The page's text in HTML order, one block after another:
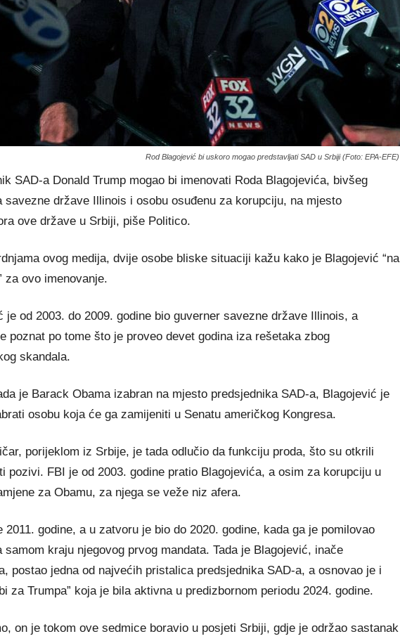
t
Rod Blagojević bi uskoro mogao predstavljati SAD u Srbiji (Foto: EPA-EFE)
SAD-a Donald Trump mogao bi imenovati Roda Blagojevića, bivšeg
savezne države Illinois i osobu osuđenu za korupciju, na mjesto
ove države u Srbiji, piše Politico.
ovog medija, dvije osobe bliske situaciji kažu kako je Blagojević “na
za ovo imenovanje.
je od 2003. do 2009. godine bio guverner savezne države Illinois, a
poznat po tome što je proveo devet godina iza rešetaka zbog
skandala.
je Barack Obama izabran na mjesto predsjednika SAD-a, Blagojević je
osobu koja će ga zamijeniti u Senatu američkog Kongresa.
porijeklom iz Srbije, je tada odlučio da funkciju proda, što su otkrili
pozivi. FBI je od 2003. godine pratio Blagojevića, a osim za korupciju u
za Obamu, za njega se veže niz afera.
2011. godine, a u zatvoru je bio do 2020. godine, kada ga je pomilovao
samom kraju njegovog prvog mandata. Tada je Blagojević, inače
postao jedna od najvećih pristalica predsjednika SAD-a, a osnovao je i
za Trumpa” koja je bila aktivna u predizbornom periodu 2024. godine.
on je tokom ove sedmice boravio u posjeti Srbiji, gdje je održao sastanak